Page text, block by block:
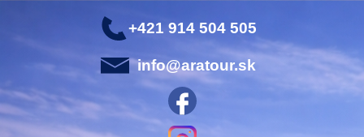
+421 914 504 505
info@aratour.sk